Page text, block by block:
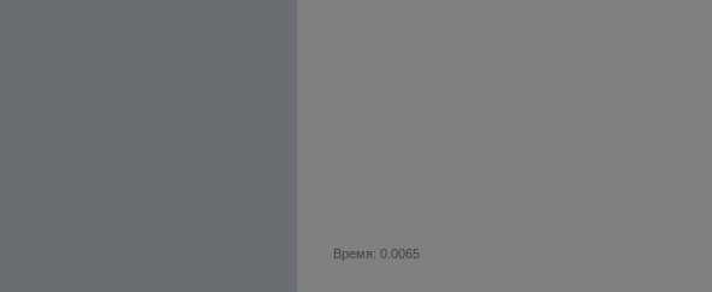
Время: 0.0065